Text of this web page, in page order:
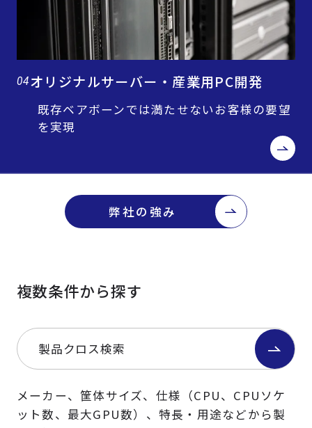
04オリジナルサーバー・産業用PC開発
既存ベアボーンでは満たせないお客様の要望
を実現
弊社の強み
複数条件から探す
製品クロス検索
メーカー、筐体サイズ、仕様（CPU、CPUソケ
ット数、最大GPU数）、特長・用途などから製